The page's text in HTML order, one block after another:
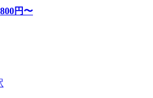
円〜